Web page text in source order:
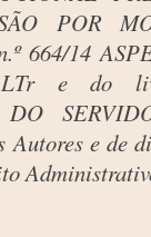
POR
664/14
e do
DO
Autores e de